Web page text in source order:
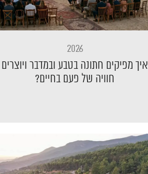
2026
איך מפיקים חתונה בטבע ובמדבר ויוצרים
חוויה של פעם בחיים?